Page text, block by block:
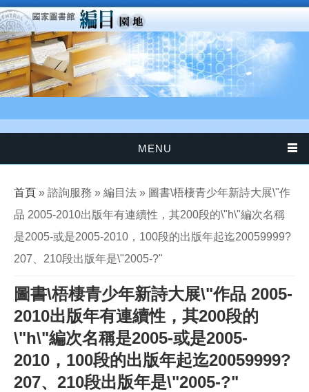
移至主內容
MENU
您在這裡
首頁 » 諮詢服務 » 編目法 » 圖書\梧棲青少年新詩大展\"作
品 2005-2010出版年有連續性，其200段的\"h\"編次名稱
是2005-或是2005-2010，100段的出版年起迄20059999?
207、210段出版年是\"2005-?"
圖書\梧棲青少年新詩大展\"作品 2005-
2010出版年有連續性，其200段的
\"h\"編次名稱是2005-或是2005-
2010，100段的出版年起迄20059999?
207、210段出版年是\"2005-?"